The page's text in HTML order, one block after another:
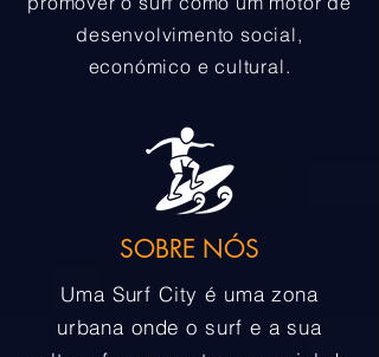
desenvolvimento social,
económico e cultural.
SOBRE NÓS
Uma Surf City é uma zona
urbana onde o surf e a sua